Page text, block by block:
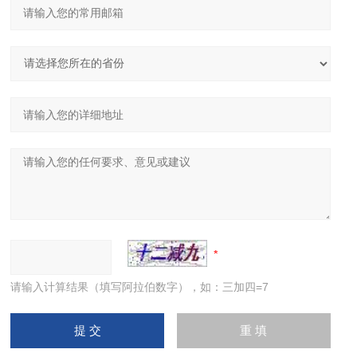
请输入计算结果（填写阿拉伯数字），如：三加四=7